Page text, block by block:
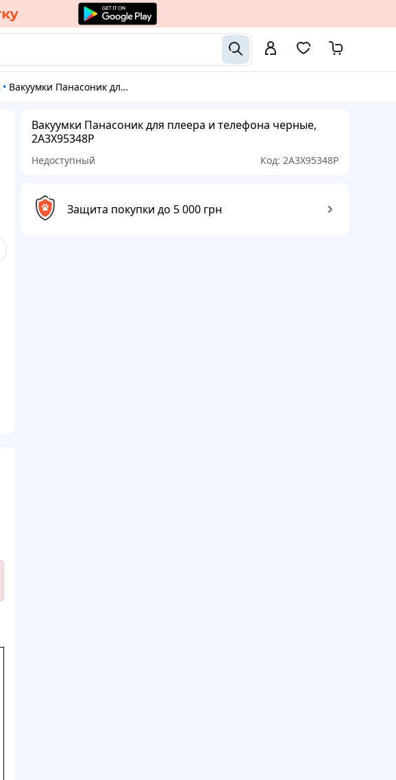
• Вакуумки Панасоник для плеера и телефона черные, 2A3X95348P
Вакуумки Панасоник для плеера и телефона черные,
2A3X95348P
Недоступный Код: 2A3X95348P
Защита покупки до 5 000 грн